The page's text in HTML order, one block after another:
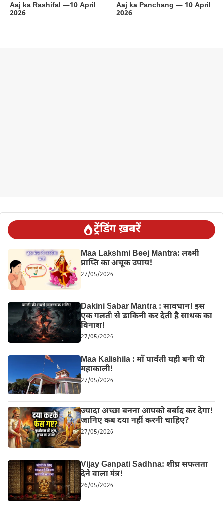
Aaj ka Rashifal —10 April
2026
Aaj ka Panchang — 10 April
2026
ट्रेंडिंग ख़बरें
Maa Lakshmi Beej Mantra: लक्ष्मी
प्राप्ति का अचूक उपाय!
27/05/2026
Dakini Sabar Mantra : सावधान! इस
एक गलती से डाकिनी कर देती है साधक का
विनाश!
27/05/2026
Maa Kalishila : माँ पार्वती यही बनी थी
महाकाली!
27/05/2026
ज्यादा अच्छा बनना आपको बर्बाद कर देगा!
जानिए कब दया नहीं करनी चाहिए?
27/05/2026
Vijay Ganpati Sadhna: शीघ्र सफलता
देने वाला मंत्र!
26/05/2026